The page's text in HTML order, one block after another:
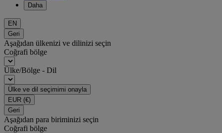
Daha
EN
Geri
Aşağıdan ülkenizi ve dilinizi seçin
Coğrafi bölge
Ülke/Bölge - Dil
Ülke ve dil seçimimi onayla
EUR (€)
Geri
Aşağıdan para biriminizi seçin
Coğrafi bölge